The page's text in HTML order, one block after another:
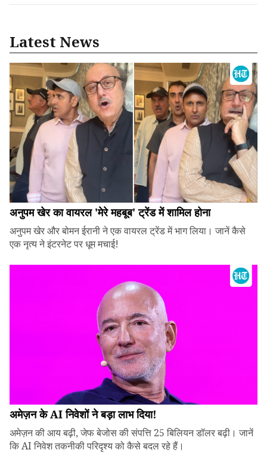
Latest News
अनुपम खेर का वायरल 'मेरे महबूब' ट्रेंड में शामिल होना
अनुपम खेर और बोमन ईरानी ने एक वायरल ट्रेंड में भाग लिया। जानें कैसे
एक नृत्य ने इंटरनेट पर धूम मचाई!
अमेज़न के AI निवेशों ने बड़ा लाभ दिया!
अमेज़न की आय बढ़ी, जेफ बेजोस की संपत्ति 25 बिलियन डॉलर बढ़ी। जानें
कि AI निवेश तकनीकी परिदृश्य को कैसे बदल रहे हैं।